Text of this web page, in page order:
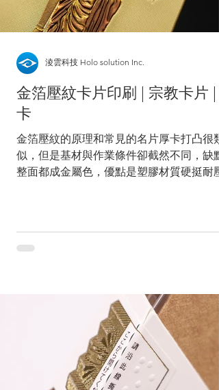
部分也是使用醫療級材料。 加熱巧克力建
隔水加熱，溫度控制在攝氏60～65度左右
凝固脱模 靜置直到巧克力冷卻固化，可以
冷藏加快凝固時間。不建議冰冷凍，因為
凍庫取出時，容易結霜導致雷射紋
金箔壓紋卡片印刷 | 宗教卡片 |
卡
金箔壓紋的原理和常見的名片厚卡打凸很類
似，但是基材與作業條件卻截然不同，缺
整面都成金屬色，優點是塑膠材質硬挺耐
淩雲科技 Holo solution Inc.